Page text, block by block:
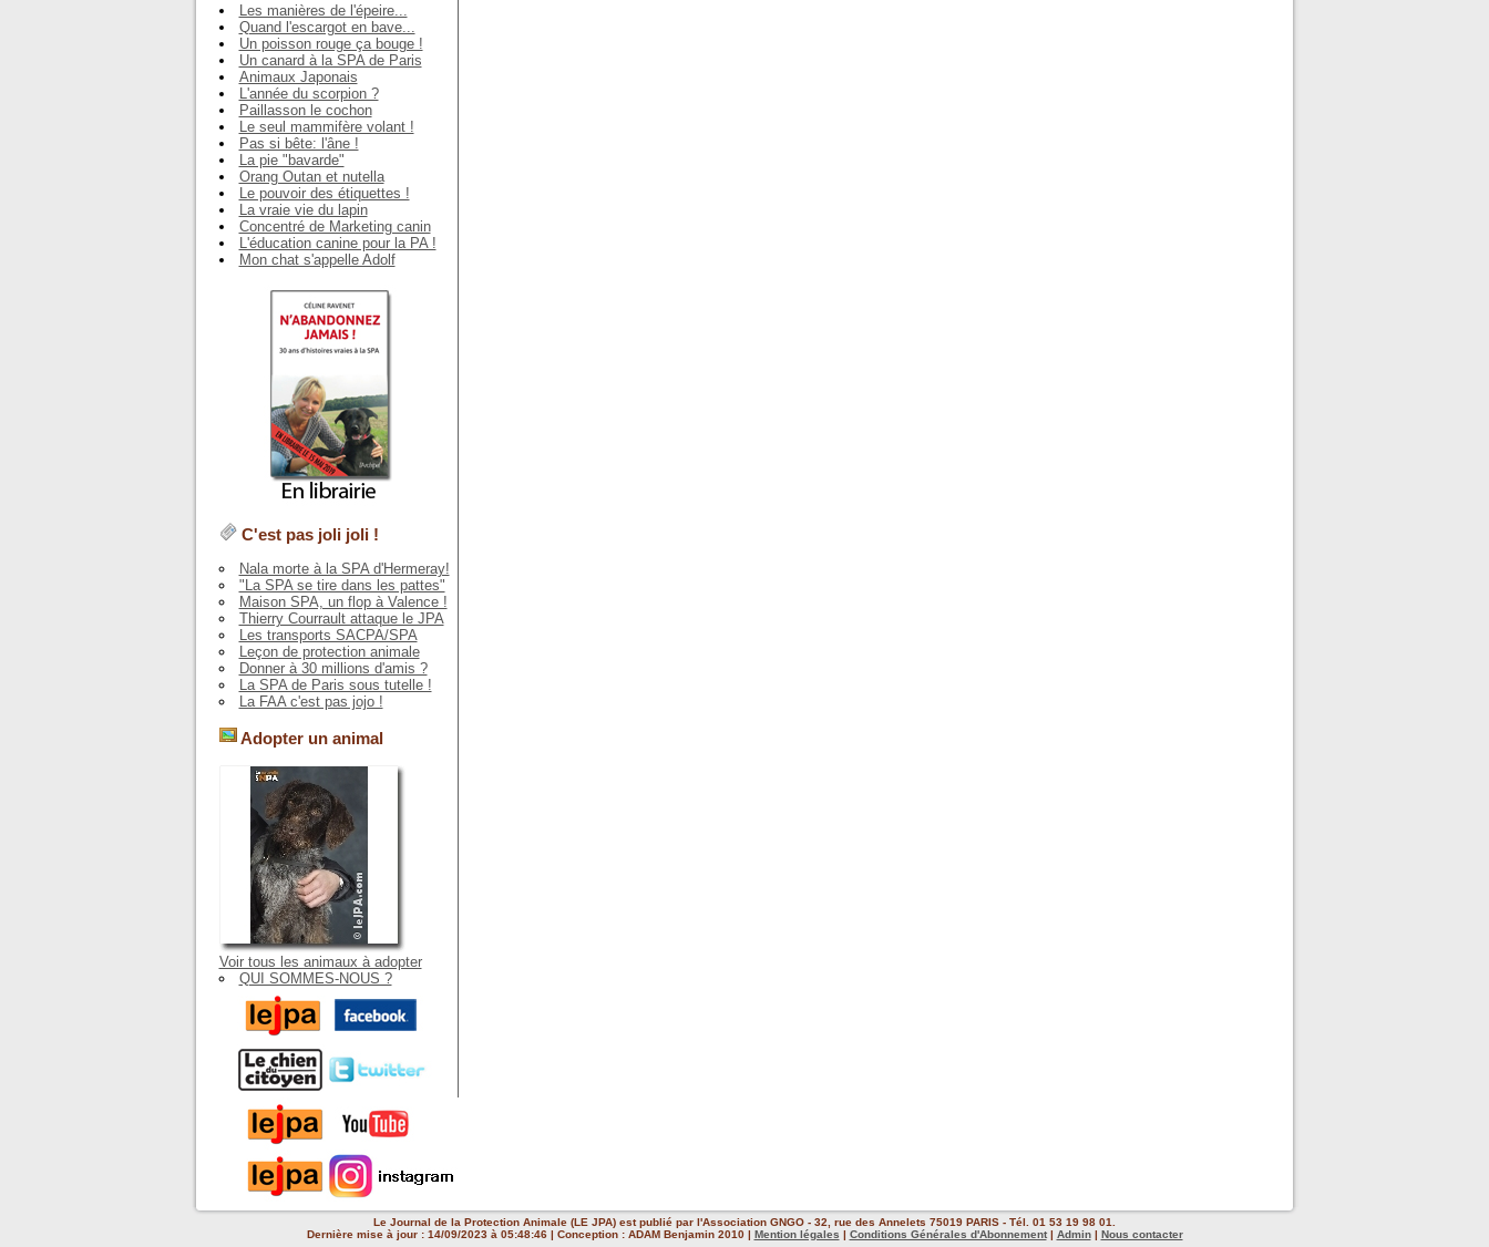
Les manières de l'épeire...
Quand l'escargot en bave...
Un poisson rouge ça bouge !
Un canard à la SPA de Paris
Animaux Japonais
L'année du scorpion ?
Paillasson le cochon
Le seul mammifère volant !
Pas si bête: l'âne !
La pie "bavarde"
Orang Outan et nutella
Le pouvoir des étiquettes !
La vraie vie du lapin
Concentré de Marketing canin
L'éducation canine pour la PA !
Mon chat s'appelle Adolf
C'est pas joli joli !
Nala morte à la SPA d'Hermeray!
"La SPA se tire dans les pattes"
Maison SPA, un flop à Valence !
Thierry Courrault attaque le JPA
Les transports SACPA/SPA
Leçon de protection animale
Donner à 30 millions d'amis ?
La SPA de Paris sous tutelle !
La FAA c'est pas jojo !
Adopter un animal
Voir tous les animaux à adopter
QUI SOMMES-NOUS ?
Le Journal de la Protection Animale (LE JPA) est publié par l'Association GNGO - 32, rue des Annelets 75019 PARIS - Tél. 01 53 19 98 01.
Dernière mise à jour : 14/09/2023 à 05:48:46 | Conception : ADAM Benjamin 2010 | Mention légales | Conditions Générales d'Abonnement| Admin| Nous contacter